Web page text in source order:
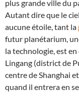
plus grande ville du
Autant dire que le
aucune étoile, tant la
futur planétarium,
la technologie, est
Lingang (district de
centre de Shanghai
quand il entrera en